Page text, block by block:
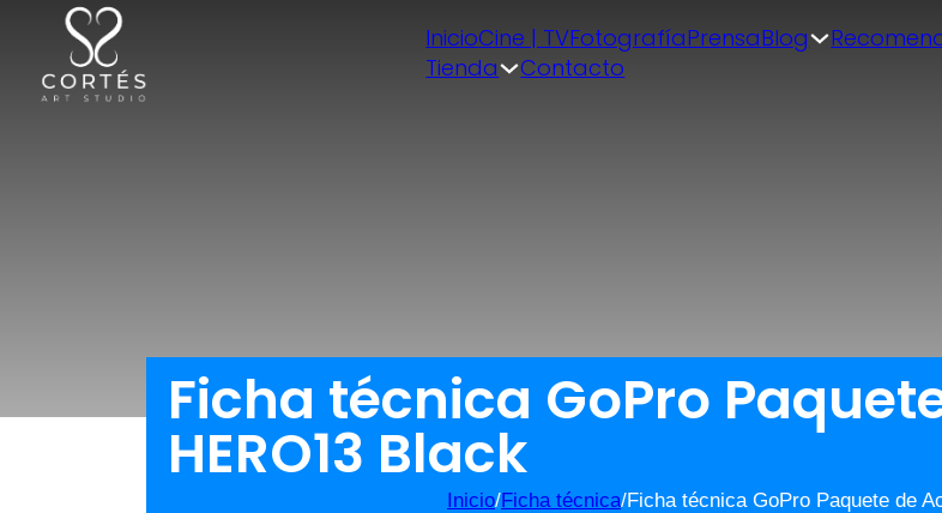
InicioCine | TVFotografíaPrensaBlog
Tienda
Contacto
Ficha técnica GoPro
HERO13 Black
Inicio/Ficha técnica/Ficha técnica GoPro Paquete de